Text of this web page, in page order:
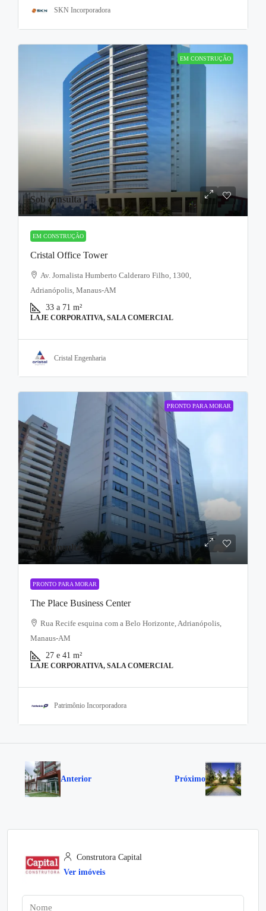
SKN Incorporadora
EM CONSTRUÇÃO
Sob consulta
EM CONSTRUÇÃO
Cristal Office Tower
Av. Jornalista Humberto Calderaro Filho, 1300,
Adrianópolis, Manaus-AM
33 a 71 m²
LAJE CORPORATIVA, SALA COMERCIAL
Cristal Engenharia
PRONTO PARA MORAR
Sob consulta
PRONTO PARA MORAR
The Place Business Center
Rua Recife esquina com a Belo Horizonte, Adrianópolis,
Manaus-AM
27 e 41 m²
LAJE CORPORATIVA, SALA COMERCIAL
Patrimônio Incorporadora
Anterior Próximo
Construtora Capital
Ver imóveis